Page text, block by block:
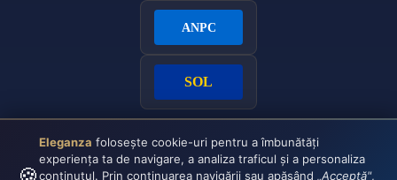
Eleganza folosește cookie-uri pentru a îmbunătăți
experiența ta de navigare, a analiza traficul și a personaliza
conținutul. Prin continuarea navigării sau apăsând „Acceptă",